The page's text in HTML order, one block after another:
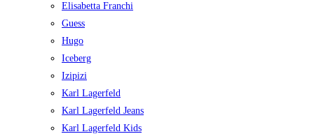
Elisabetta Franchi
Guess
Hugo
Iceberg
Izipizi
Karl Lagerfeld
Karl Lagerfeld Jeans
Karl Lagerfeld Kids